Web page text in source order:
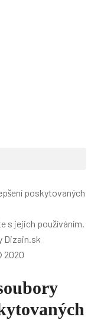
poskytovaných
s jejich používáním.
Dizain.sk
2020